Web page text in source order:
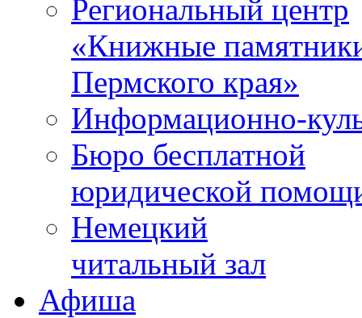
Региональный центр
«Книжные
Пермского края»
Информационно-
Бюро бесплатной
юридической
Немецкий
читальный зал
Афиша